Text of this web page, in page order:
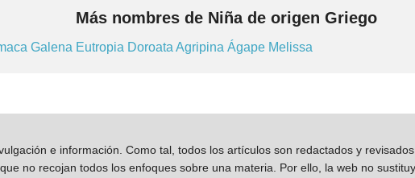
Más nombres de Niña de origen Griego
Galena Eutropia Doroata Agripina Ágape Melissa
e información. Como tal, todos los artículos son redactados y
no recojan todos los enfoques sobre una materia. Por ello, la web no